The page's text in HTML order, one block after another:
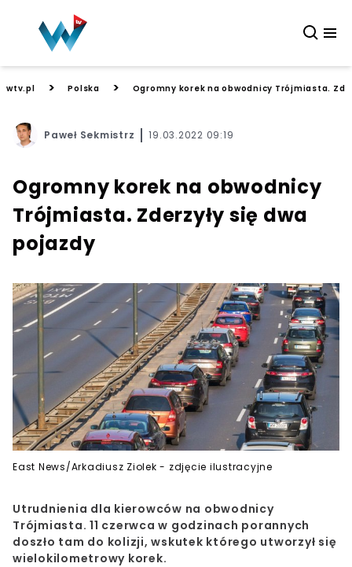
wtv.pl > Polska > Ogromny korek na obwodnicy Trójmiasta.
Paweł Sekmistrz 19.03.2022 09:19
Ogromny korek na obwodnicy
Trójmiasta. Zderzyły się dwa
pojazdy
East News/Arkadiusz Ziolek - zdjęcie ilustracyjne
Utrudnienia dla kierowców na obwodnicy
Trójmiasta. 11 czerwca w godzinach porannych
doszło tam do kolizji, wskutek którego utworzył się
wielokilometrowy korek.